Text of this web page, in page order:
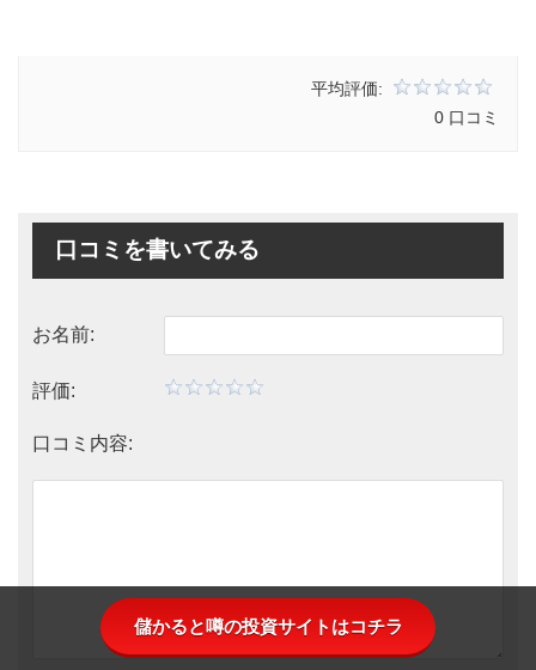
平均評価:
0 口コミ
口コミを書いてみる
お名前:
評価:
口コミ内容:
儲かると噂の投資サイトはコチラ